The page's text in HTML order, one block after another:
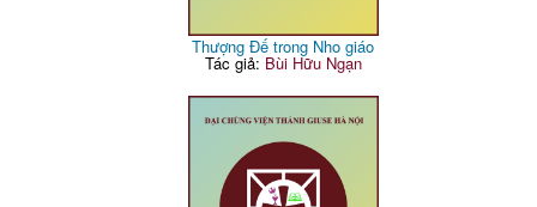
Thượng Đế trong Nho giáo
Tác giả: Bùi Hữu Ngạn